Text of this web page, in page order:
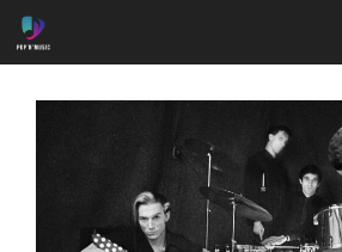
Aller
au